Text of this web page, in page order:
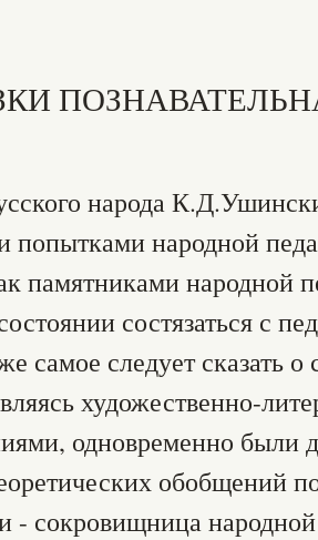
народа
попытками народной
памятниками народной
состязаться с
самое следует сказать о
художественно-
одновременно были
обобщений
- сокровищница народной